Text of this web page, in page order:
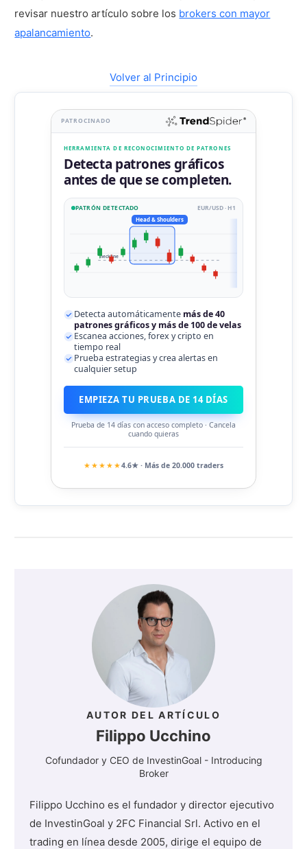
revisar nuestro artículo sobre los brokers con mayor
apalancamiento.
Volver al Principio
PATROCINADO
HERRAMIENTA DE RECONOCIMIENTO DE PATRONES
Detecta patrones gráficos
antes de que se completen.
PATRÓN DETECTADO EUR/USD · H1
neckline
Head & Shoulders
Detecta automáticamente más de 40
patrones gráficos y más de 100 de velas
Escanea acciones, forex y cripto en
tiempo real
Prueba estrategias y crea alertas en
cualquier setup
EMPIEZA TU PRUEBA DE 14 DÍAS
Prueba de 14 días con acceso completo · Cancela
cuando quieras
★★★★★4.6★ · Más de 20.000 traders
AUTOR DEL ARTÍCULO
Filippo Ucchino
Cofundador y CEO de InvestinGoal - Introducing
Broker
Filippo Ucchino es el fundador y director ejecutivo
de InvestinGoal y 2FC Financial Srl. Activo en el
trading en línea desde 2005, dirige el equipo de